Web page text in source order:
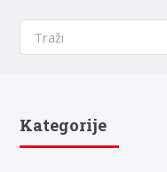
Kategorije